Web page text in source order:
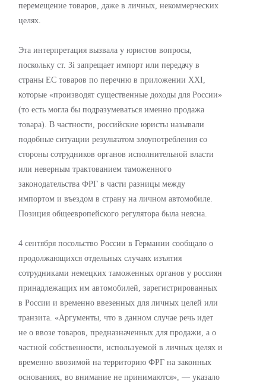
перемещение товаров, даже в личных, некоммерческих
целях.
Эта интерпретация вызвала у юристов вопросы,
поскольку ст. 3i запрещает импорт или передачу в
страны ЕС товаров по перечню в приложении XXI,
которые «производят существенные доходы для России»
(то есть могла бы подразумеваться именно продажа
товара). В частности, российские юристы называли
подобные ситуации результатом злоупотребления со
стороны сотрудников органов исполнительной власти
или неверным трактованием таможенного
законодательства ФРГ в части разницы между
импортом и въездом в страну на личном автомобиле.
Позиция общеевропейского регулятора была неясна.
4 сентября посольство России в Германии сообщало о
продолжающихся отдельных случаях изъятия
сотрудниками немецких таможенных органов у россиян
принадлежащих им автомобилей, зарегистрированных
в России и временно ввезенных для личных целей или
транзита. «Аргументы, что в данном случае речь идет
не о ввозе товаров, предназначенных для продажи, а о
частной собственности, используемой в личных целях и
временно ввозимой на территорию ФРГ на законных
основаниях, во внимание не принимаются», — указало